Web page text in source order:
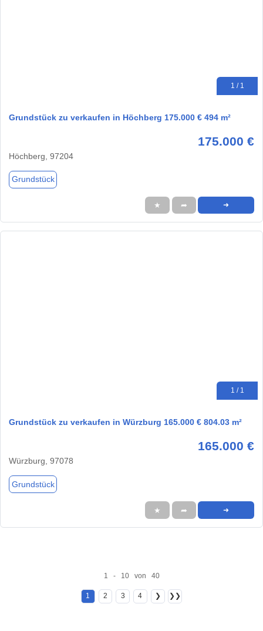
1 / 1
Grundstück zu verkaufen in Höchberg 175.000 € 494 m²
175.000 €
Höchberg, 97204
Grundstück
★ ➦ ➜
1 / 1
Grundstück zu verkaufen in Würzburg 165.000 € 804.03 m²
165.000 €
Würzburg, 97078
Grundstück
★ ➦ ➜
1 - 10 von 40
1 2 3 4 ❯ ❯❯